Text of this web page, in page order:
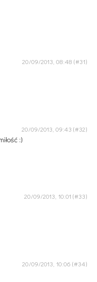
20/09/2013, 08:48
20/09/2013, 09:43
:)
20/09/2013, 10:01
20/09/2013, 10:06